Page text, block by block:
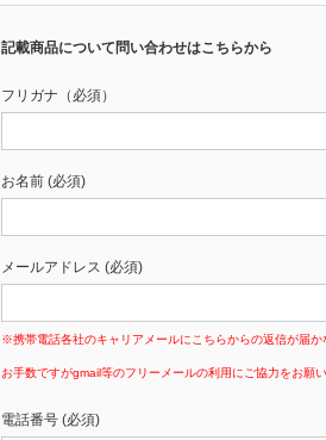
記載商品について問い合わせはこちらから
フリガナ（必須）
お名前 (必須)
メールアドレス (必須)
※携帯電話各社のキャリアメールにこちらからの返信が届か
お手数ですがgmail等のフリーメールの利用にご協力をお願い
電話番号 (必須)